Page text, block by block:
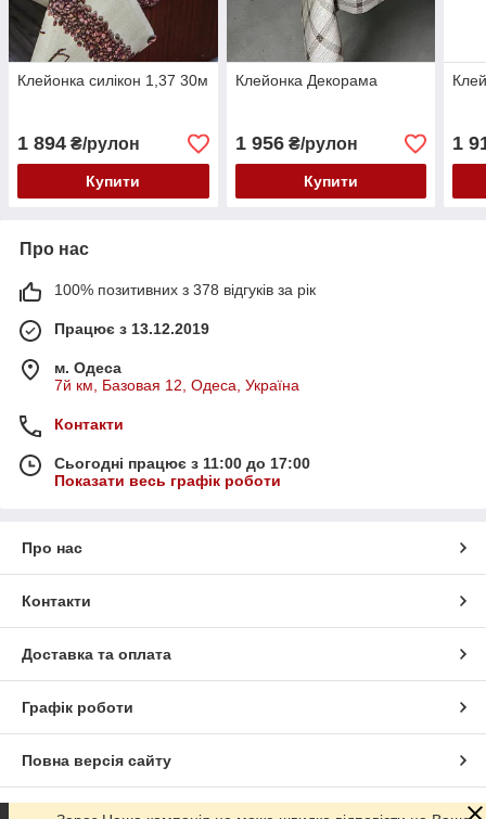
Клейонка силікон 1,37 30м
1 894 ₴/рулон
Купити
Клейонка Декорама
1 956₴/рулон
Купити
1
Про нас
100% позитивних з 378 відгуків за рік
Працює з 13.12.2019
м. Одеса
7й км, Базовая 12, Одеса, Україна
Контакти
Сьогодні працює з 11:00 до 17:00
Показати весь графік роботи
Про нас
Контакти
Доставка та оплата
Графік роботи
Повна версія сайту
Сайт створено на маркетплейсі